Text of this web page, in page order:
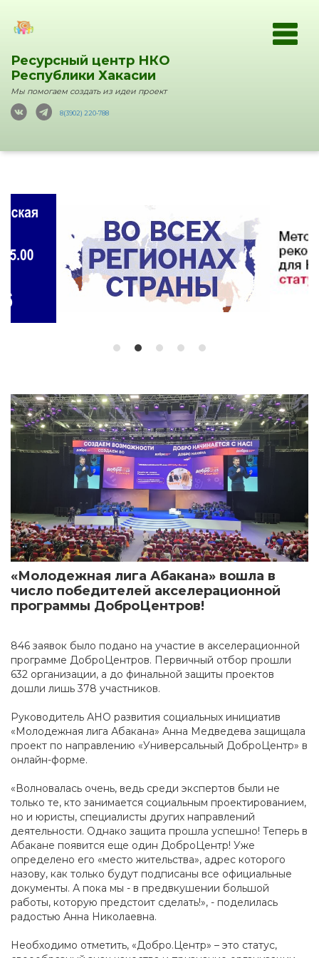
Ресурсный центр НКО
Республики Хакасии
Мы помогаем создать из идеи проект
8(3902) 220-788
«Молодежная лига Абакана» вошла в
число победителей акселерационной
программы ДоброЦентров!
846 заявок было подано на участие в акселерационной
программе ДоброЦентров. Первичный отбор прошли
632 организации, а до финальной защиты проектов
дошли лишь 378 участников.
Руководитель АНО развития социальных инициатив
«Молодежная лига Абакана» Анна Медведева защищала
проект по направлению «Универсальный ДоброЦентр» в
онлайн-форме.
«Волновалась очень, ведь среди экспертов были не
только те, кто занимается социальным проектированием,
но и юристы, специалисты других направлений
деятельности. Однако защита прошла успешно! Теперь в
Абакане появится еще один ДоброЦентр! Уже
определено его «место жительства», адрес которого
назову, как только будут подписаны все официальные
документы. А пока мы - в предвкушении большой
работы, которую предстоит сделать!», - поделилась
радостью Анна Николаевна.
Необходимо отметить, «Добро.Центр» – это статус,